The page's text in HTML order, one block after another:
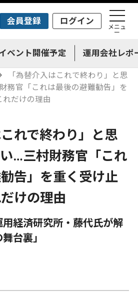
会員登録 ログイン
メニュ
ー
ベント開催予定 運用会社レポ
「為替介入はこれで終わり」と思
務官「これは最後の避難勧告」を
れだけの理由
これで終わり」と思
…三村財務官「これ
告」を重く受け止
けの理由
経済研究所・藤代氏が解
台裏」